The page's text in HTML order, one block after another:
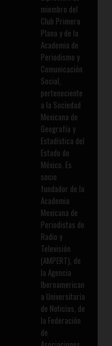
miembro del
Club Primera
Plana y de la
Academia de
Periodismo y
Comunicación
Social,
perteneciente
a la Sociedad
Mexicana de
Geografía y
Estadística del
Estado de
México. Es
socio
fundador de la
Academia
Mexicana de
Periodistas de
Radio y
Televisión
(AMPERT), de
la Agencia
Iberoamerican
a Universitaria
de Noticias, de
la Federación
de